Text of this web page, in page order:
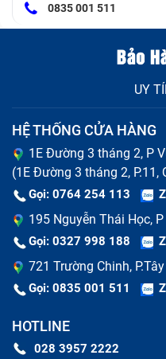
0835 001 511
UY
HỆ THỐNG CỬA HÀNG
1E Đường 3 tháng 2, P
(1E Đường 3 tháng 2, P.11,
Gọi: 0764 254 113
195 Nguyễn Thái Học,
Gọi: 0327 998 188
721 Trường Chinh,
Gọi: 0835 001 511
HOTLINE
028 3957 2222